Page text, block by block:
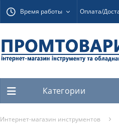
Время работы Оплата/
Категории
Интернет-магазин инструментов